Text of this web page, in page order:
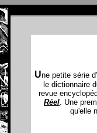
Une petite série
le dictionnaire
revue
Réel. Une
qu'elle